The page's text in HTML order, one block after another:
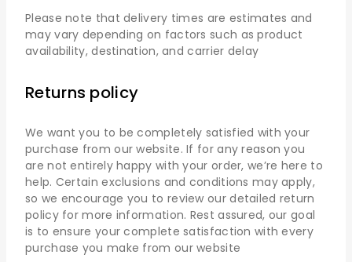
Please note that delivery times are estimates and
may vary depending on factors such as product
availability, destination, and carrier delay
Returns policy
We want you to be completely satisfied with your
purchase from our website. If for any reason you
are not entirely happy with your order, we’re here to
help. Certain exclusions and conditions may apply,
so we encourage you to review our detailed return
policy for more information. Rest assured, our goal
is to ensure your complete satisfaction with every
purchase you make from our website